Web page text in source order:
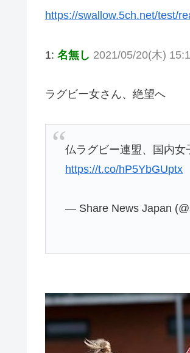
https://swallow.5ch.net/test/
1: 名無し 2021/05/20(木)
ラグビー女さん、絶望へ
仏ラグビー連盟、国内
https://t.co/hP5YbGUptx
— Share News Japan